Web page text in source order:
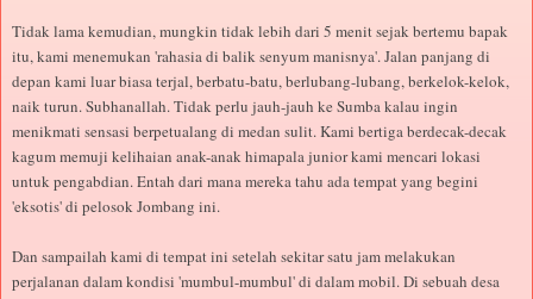
Tidak lama kemudian, mungkin tidak lebih dari 5 menit sejak bertemu bapak
itu, kami menemukan 'rahasia di balik senyum manisnya'. Jalan panjang di
depan kami luar biasa terjal, berbatu-batu, berlubang-lubang, berkelok-kelok,
naik turun. Subhanallah. Tidak perlu jauh-jauh ke Sumba kalau ingin
menikmati sensasi berpetualang di medan sulit. Kami bertiga berdecak-decak
kagum memuji kelihaian anak-anak himapala junior kami mencari lokasi
untuk pengabdian. Entah dari mana mereka tahu ada tempat yang begini
'eksotis' di pelosok Jombang ini.
Dan sampailah kami di tempat ini setelah sekitar satu jam melakukan
perjalanan dalam kondisi 'mumbul-mumbul' di dalam mobil. Di sebuah desa